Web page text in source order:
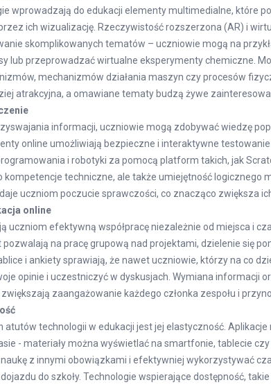
wprowadzają do edukacji elementy multimedialne, które
ich wizualizację. Rzeczywistość rozszerzona (AR) i
skomplikowanych tematów – uczniowie mogą na
lub przeprowadzać wirtualne eksperymenty chemiczne.
mechanizmów działania maszyn czy procesów
atrakcyjna, a omawiane tematy budzą żywe
informacji, uczniowie mogą zdobywać wiedzę
online umożliwiają bezpieczne i interaktywne
i robotyki za pomocą platform takich, jak
kompetencje techniczne, ale także umiejętność logicznego
uczniom poczucie sprawczości, co znacząco zwiększa
online
uczniom efektywną współpracę niezależnie od miejsca i
pozwalają na pracę grupową nad projektami, dzielenie się
i ankiety sprawiają, że nawet uczniowie, którzy na co
opinie i uczestniczyć w dyskusjach. Wymiana informacji
zaangażowanie każdego członka zespołu i
atutów technologii w edukacji jest jej elastyczność.
- materiały można wyświetlać na smartfonie, tablecie
z innymi obowiązkami i efektywniej wykorzystywać
do szkoły. Technologie wspierające dostępność,